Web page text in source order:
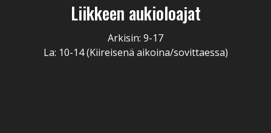
Liikkeen aukioloajat
Arkisin: 9-17
La: 10-14 (Kiireisenä aikoina/sovittaessa)